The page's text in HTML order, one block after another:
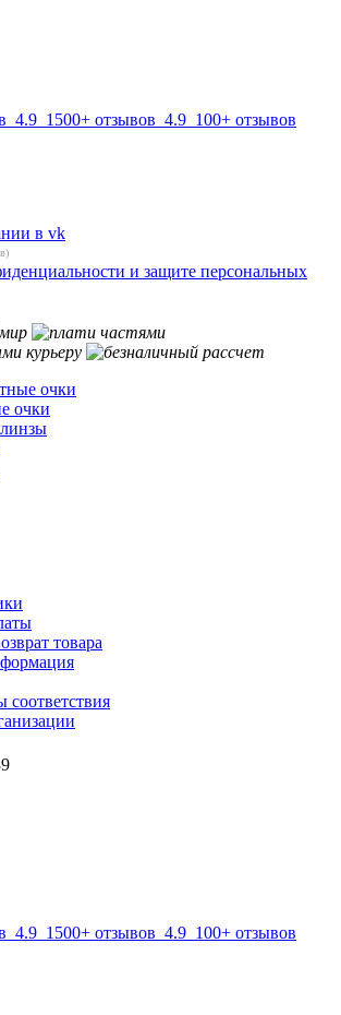
4.9 1500+ отзывов 4.9 100+ отзывов
и защите персональных
очки
очки
товара
соответствия
4.9 1500+ отзывов 4.9 100+ отзывов